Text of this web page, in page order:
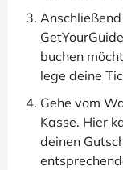
buchen
lege deine
Gehe vom
Kasse. Hier
deinen